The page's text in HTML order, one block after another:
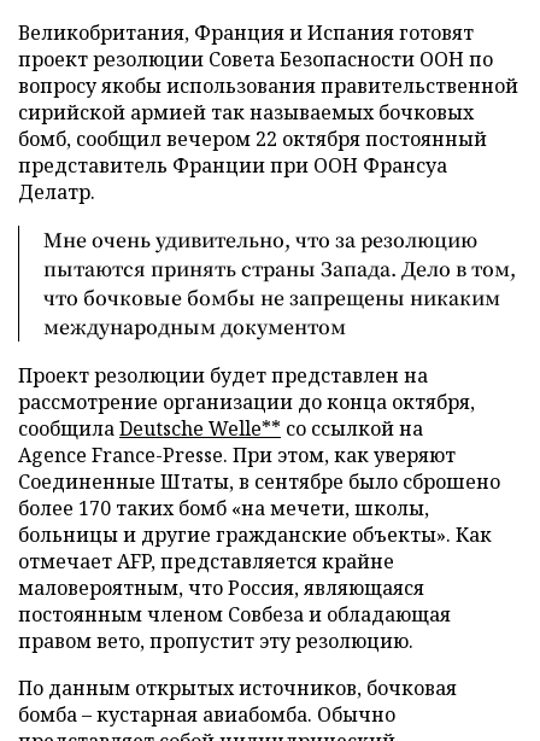
Великобритания, Франция и Испания готовят
проект резолюции Совета Безопасности ООН по
вопросу якобы использования правительственной
сирийской армией так называемых бочковых
бомб, сообщил вечером 22 октября постоянный
представитель Франции при ООН Франсуа
Делатр.
Мне очень удивительно, что за резолюцию
пытаются принять страны Запада. Дело в том,
что бочковые бомбы не запрещены никаким
международным документом
Проект резолюции будет представлен на
рассмотрение организации до конца октября,
сообщилаDeutsche Welle** со ссылкой на
Agence France-Presse. При этом, как уверяют
Соединенные Штаты, в сентябре было сброшено
более 170 таких бомб «на мечети, школы,
больницы и другие гражданские объекты». Как
отмечает AFP, представляется крайне
маловероятным, что Россия, являющаяся
постоянным членом Совбеза и обладающая
правом вето, пропустит эту резолюцию.
По данным открытых источников, бочковая
бомба – кустарная авиабомба. Обычно